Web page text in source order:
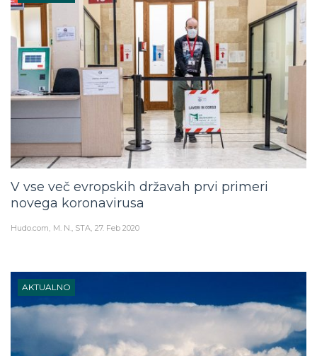
V vse več evropskih državah prvi primeri
novega koronavirusa
Hudo.com M. N., STA 27. Feb 2020
AKTUALNO